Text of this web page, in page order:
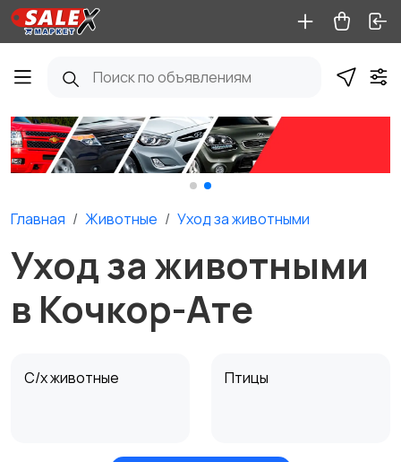
Главная Животные Уход за животными
Уход за животными
в Кочкор-Ате
С/х животные Птицы